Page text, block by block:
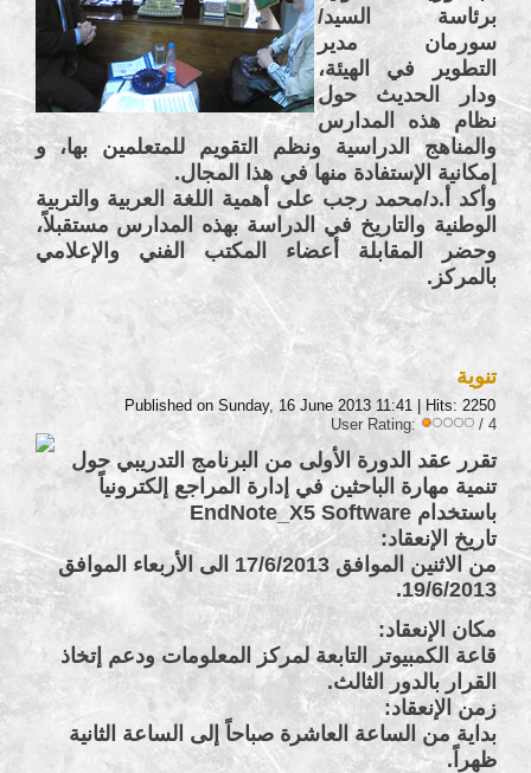
برئاسة السيد/
سورمان مدير
التطوير في الهيئة،
ودار الحديث حول
نظام هذه المدارس
والمناهج الدراسية ونظم التقويم للمتعلمين بها، و
إمكانية الإستفادة منها في هذا المجال.
وأكد أ.د/محمد رجب على أهمية اللغة العربية والتربية
الوطنية والتاريخ في الدراسة بهذه المدارس مستقبلاً،
وحضر المقابلة أعضاء المكتب الفني والإعلامي
بالمركز.
تنوية
Published on Sunday, 16 June 2013 11:41
| Hits: 2250
User Rating:
/ 4
تقرر عقد الدورة الأولى من البرنامج التدريبي حول
تنمية مهارة الباحثين في إدارة المراجع إلكترونياً
باستخدام EndNote_X5 Software
تاريخ الإنعقاد:
من الاثنين الموافق 17/6/2013 الى الأربعاء الموافق
19/6/2013.
مكان الإنعقاد:
قاعة الكمبيوتر التابعة لمركز المعلومات ودعم إتخاذ
القرار بالدور الثالث.
زمن الإنعقاد:
بداية من الساعة العاشرة صباحاً إلى الساعة الثانية
ظهراً.